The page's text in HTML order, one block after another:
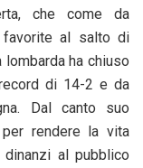
che come da
favorite al salto di
lombarda ha chiuso
di 14-2 e da
Dal canto suo
rendere la vita
al pubblico